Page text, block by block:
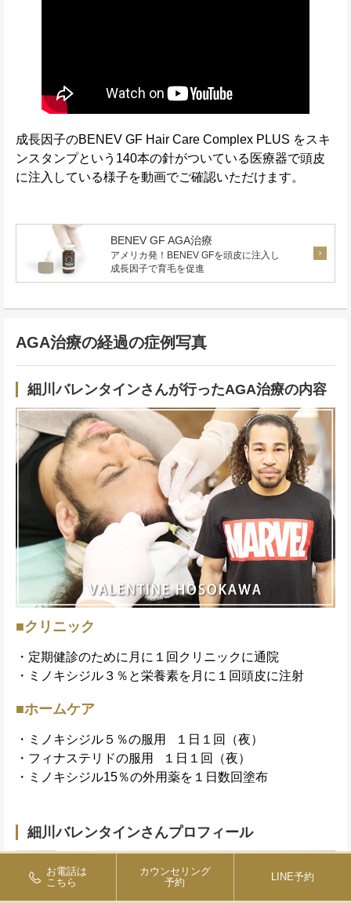
成長因子のBENEV GF Hair Care Complex PLUS をスキ
ンスタンプという140本の針がついている医療器で頭皮
に注入している様子を動画でご確認いただけます。
BENEV GF AGA治療
アメリカ発！BENEV GFを頭皮に注入し
成長因子で育毛を促進
AGA治療の経過の症例写真
細川バレンタインさんが行ったAGA治療の内容
■クリニック
・定期健診のために月に１回クリニックに通院
・ミノキシジル３％と栄養素を月に１回頭皮に注射
■ホームケア
・ミノキシジル５％の服用 １日１回（夜）
・フィナステリドの服用 １日１回（夜）
・ミノキシジル15％の外用薬を１日数回塗布
細川バレンタインさんプロフィール
お電話は
こちら
カウンセリング
予約
LINE予約